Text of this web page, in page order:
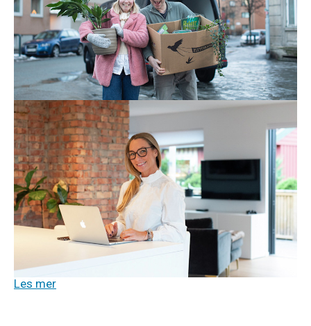
Enten du vil ta med deg abonnementene dine eller du
vil tegne nye – her er alt du trenger å vite når du bytter
bolig.
Les mer
Tv og internett 21. aug. 2025
Pass på at du får det beste nettet
hjemme!
Er du avhengig av topp hjemmenett? Da må du tenke
på hva slags løsning du velger! Vi hjelper deg med å
se forskjellen på fiberbredbånd, 5G, hybridfiber og
Les mer